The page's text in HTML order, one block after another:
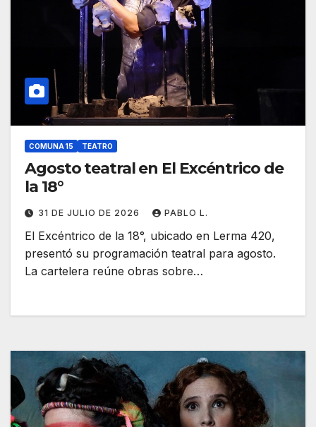
COMUNA 15 TEATRO
Agosto teatral en El Excéntrico de
la 18°
31 DE JULIO DE 2026 PABLO L.
El Excéntrico de la 18°, ubicado en Lerma 420,
presentó su programación teatral para agosto.
La cartelera reúne obras sobre…